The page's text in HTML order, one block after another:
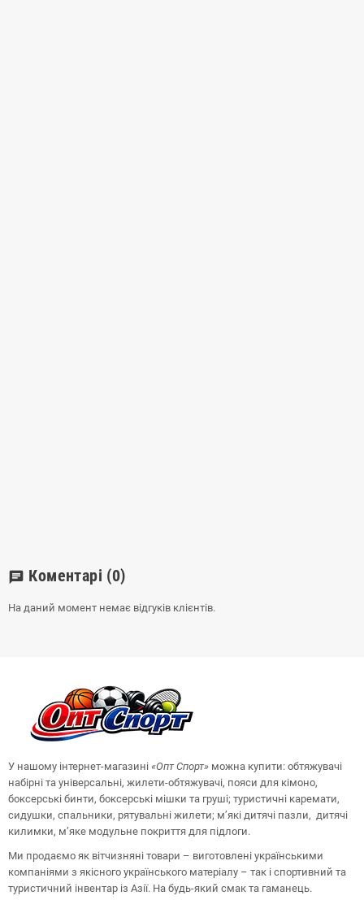
chat Коментарі (0)
На даний момент немає відгуків клієнтів.
У нашому інтернет-магазині «ОптСпорт» можна купити: обтяжувачі
набірні та універсальні, жилети-обтяжувачі, пояси для кімоно,
боксерські бинти, боксерські мішки та груші; туристичні каремати,
сидушки, спальники, рятувальні жилети; м’які дитячі пазли, дитячі
килимки, м’яке модульне покриття для підлоги.
Ми продаємо як вітчизняні товари – виготовлені українськими
компаніями з якісного українського матеріалу – так і спортивний та
туристичний інвентар із Азії. На будь-який смак та гаманець.